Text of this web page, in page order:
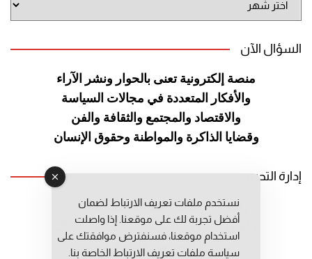
الموقع
السؤال الآن
منصة إلكترونية تعنى بالحوار ونشر الآراء
والأفكار المتعددة في مجالات السياسة
والاقتصاد والمجتمع والثقافة والفن
وقضايا الذاكرة والمواطنة وحقوق الإنسان
إدارة التحرير
رئيس التحرير: عبد الرحيم التوراني
رئيس التحرير المساعد: المعطي قبال
مديرة التحرير: فاطمة حوحو
نستخدم ملفات تعريف الارتباط لضمان
أفضل تجربة لك على موقعنا. إذا واصلت
استخدام موقعنا، فسنفترض موافقتك على
سياسة ملفات تعريف الارتباط الخاصة بنا.